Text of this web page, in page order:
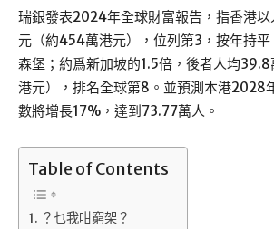
瑞銀發表2024年全球財富報告，指香港
元（約454萬港元），位列第3，按年持平
森堡；約爲新加坡的1.5倍，後者人均
港元），排名全球第8。並預測本港2028
數將增長17%，達到73.77萬人。
Table of Contents
？乜我咁窮架？